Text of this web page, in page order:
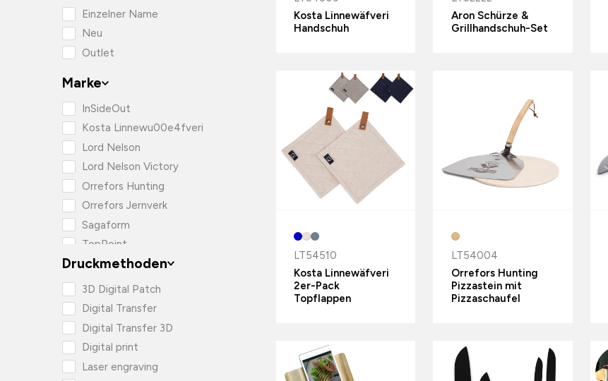
Kosta Linnewäfveri
Handschuh
Aron Schürze &
Grillhandschuh-Set
LT54510
Kosta Linnewäfveri
2er-Pack
Topflappen
LT54004
Orrefors Hunting
Pizzastein mit
Pizzaschaufel
Weiss
Einzelner Name
Neu
Outlet
Marke
InSideOut
Kosta Linnewu00e4fveri
Lord Nelson
Lord Nelson Victory
Orrefors Hunting
Orrefors Jernverk
Sagaform
TopPoint
Toppoint
Druckmethoden
3D Digital Patch
Digital Transfer
Digital Transfer 3D
Digital print
Laser engraving